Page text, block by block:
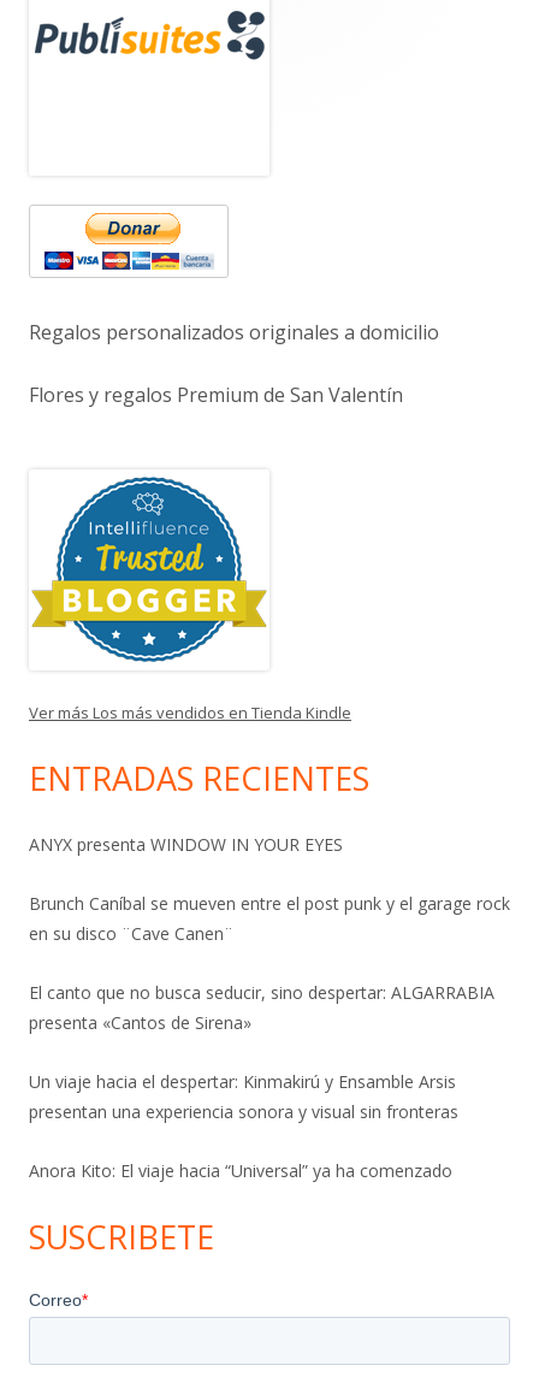
lateral
principal
Regalos personalizados originales a domicilio
Flores y regalos Premium de San Valentín
Ver más Los más vendidos en Tienda Kindle
ENTRADAS RECIENTES
ANYX presenta WINDOW IN YOUR EYES
Brunch Caníbal se mueven entre el post punk y el garage rock
en su disco ¨Cave Canen¨
El canto que no busca seducir, sino despertar: ALGARRABIA
presenta «Cantos de Sirena»
Un viaje hacia el despertar: Kinmakirú y Ensamble Arsis
presentan una experiencia sonora y visual sin fronteras
Anora Kito: El viaje hacia “Universal” ya ha comenzado
SUSCRIBETE